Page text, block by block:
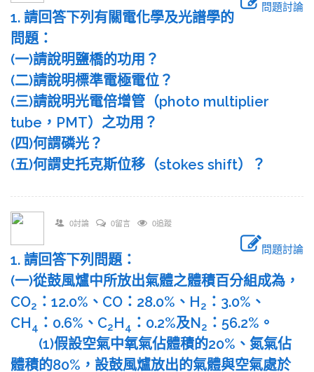
問題討論
1. 請回答下列有關電化學及光譜學的
問題：
(一)請說明鹽橋的功用？
(二)請說明標準電極電位？
(三)請說明光電倍增管（photo multiplier
tube，PMT）之功用？
(四)何謂磷光？
(五)何謂史托克斯位移（stokes shift）？
0討論 0留言 0追蹤
問題討論
1. 請回答下列問題：
(一)從鼓風爐中所放出氣體之體積百分組成為，
CO2 ：12.0%、CO：28.0%、H2 ：3.0%、
CH4 ：0.6%、C2H4 ：0.2%及N2 ：56.2%。
(1)假設空氣中氧氣佔體積的20%、氮氣佔
體積的80%，設鼓風爐放出的氣體與空氣處於